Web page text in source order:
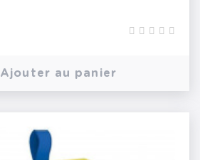
Ajouter au panier